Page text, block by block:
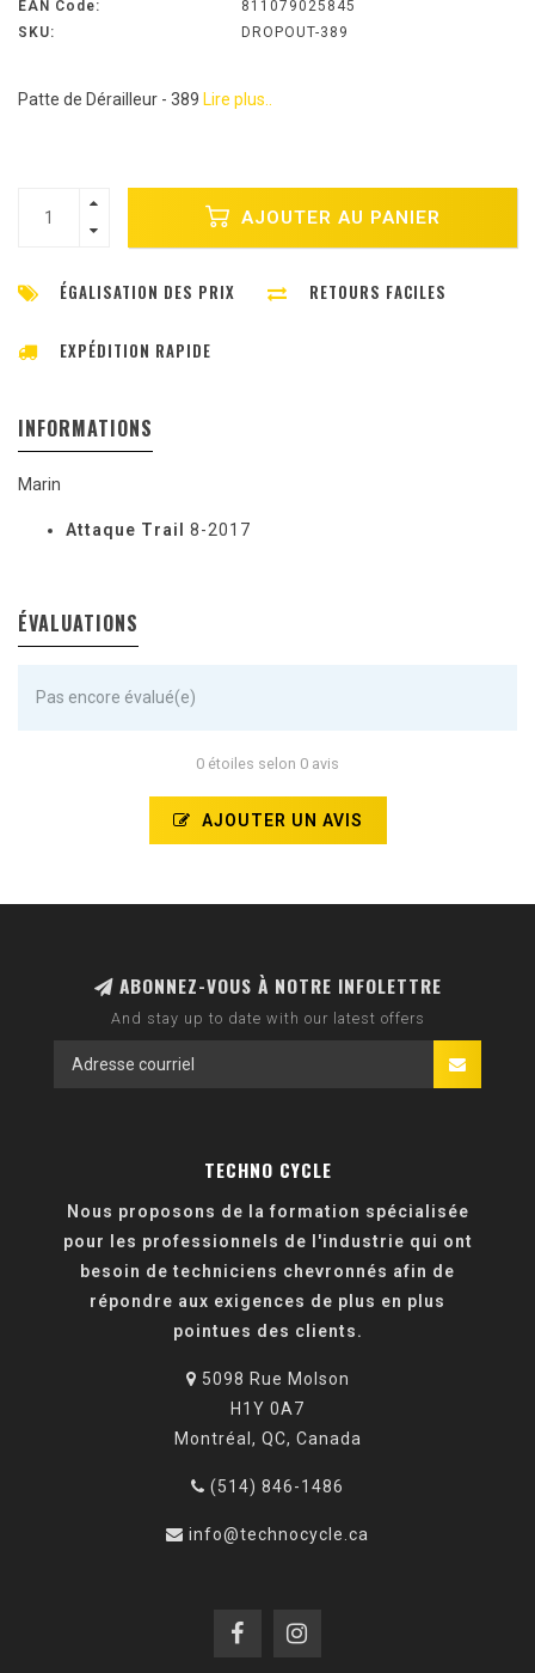
EAN Code:
811079025845
SKU:
DROPOUT-389
Patte de Dérailleur - 389 Lire plus..
AJOUTER AU PANIER
ÉGALISATION DES PRIX RETOURS FACILES
EXPÉDITION RAPIDE
INFORMATIONS
Marin
Attaque Trail 8-2017
ÉVALUATIONS
Pas encore évalué(e)
0 étoiles selon 0 avis
AJOUTER UN AVIS
ABONNEZ-VOUS À NOTRE INFOLETTRE
And stay up to date with our latest offers
TECHNO CYCLE
Nous proposons de la formation spécialisée
pour les professionnels de l'industrie qui ont
besoin de techniciens chevronnés afin de
répondre aux exigences de plus en plus
pointues des clients.
5098 Rue Molson
H1Y 0A7
Montréal, QC, Canada
(514) 846-1486
info@technocycle.ca